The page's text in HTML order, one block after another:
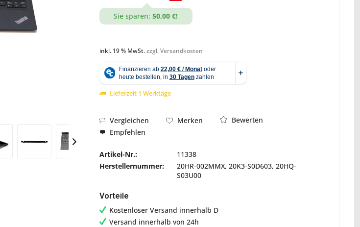
Sie sparen: 50,00 €!
inkl. 19 % MwSt.zzgl. Versandkosten
Lieferzeit 1 Werktage
Vergleichen Merken
Bewerten
Empfehlen
Artikel-Nr.:
11338
Herstellernummer:
20HR-002MMX, 20K3-S0D603, 20HQ-
S03U00
Vorteile
Kostenloser Versand innerhalb D
Versand innerhalb von 24h